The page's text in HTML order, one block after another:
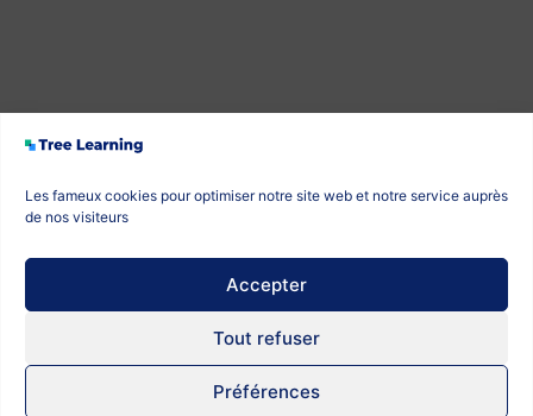
Les fameux cookies pour optimiser notre site web et notre service auprès
de nos visiteurs
Accepter
Tout refuser
Préférences